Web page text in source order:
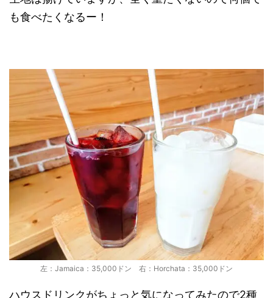
も食べたくなるー！
左：Jamaica：35,000ドン 右：Horchata：35,000ドン
ハウスドリンクがちょっと気になってみたので2種